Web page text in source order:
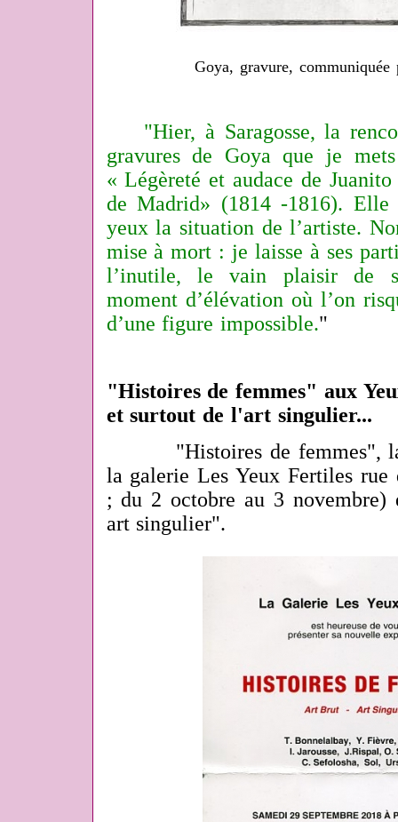
Goya, gravure, communiquée
"Hier, à Saragosse, la
gravures de Goya que je
« Légèreté et audace de
de Madrid» (1814 -1816).
yeux la situation de l’artiste.
mise à mort : je laisse à ses
l’inutile, le vain plaisir de
moment d’élévation où l’on
d’une figure impossible."
"Histoires de femmes" aux
et surtout de l'art singulier...
"Histoires de femmes",
la galerie Les Yeux Fertiles
; du 2 octobre au 3 novembre)
art singulier".